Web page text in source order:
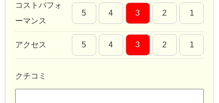
コストパフォ
ーマンス
5 4 3 2 1
アクセス 5 4 3 2 1
クチコミ